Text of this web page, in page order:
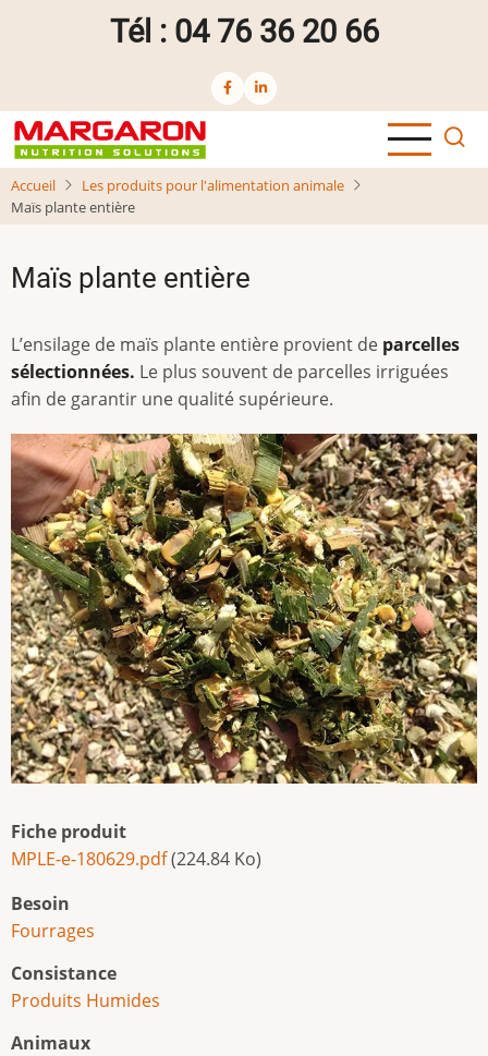
Tél : 04 76 36 20 66
Accueil
Les produits pour l'alimentation animale
Maïs plante entière
Maïs plante entière
L’ensilage de maïs plante entière provient de parcelles
sélectionnées. Le plus souvent de parcelles irriguées
afin de garantir une qualité supérieure.
Fiche produit
MPLE-e-180629.pdf(224.84 Ko)
Besoin
Fourrages
Consistance
Produits Humides
Animaux